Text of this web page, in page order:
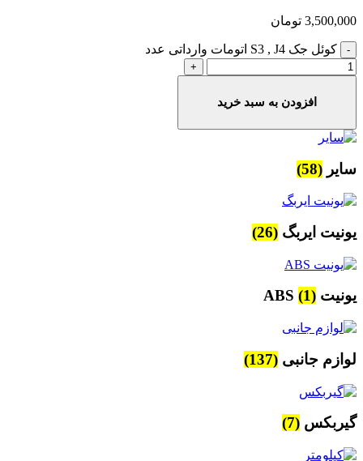
3,500,000 تومان
کوئل جک S3 , J4 اتومات وارداتی عدد
افزودن به سبد خرید
سایر (58)
یونیت ایربگ (26)
یونیت ABS (1)
لوازم جانبی (137)
گیربکس (7)